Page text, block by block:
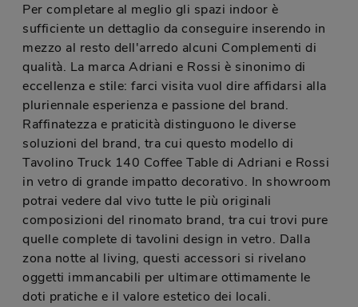
Per completare al meglio gli spazi indoor è
sufficiente un dettaglio da conseguire inserendo in
mezzo al resto dell'arredo alcuni Complementi di
qualità. La marca Adriani e Rossi è sinonimo di
eccellenza e stile: farci visita vuol dire affidarsi alla
pluriennale esperienza e passione del brand.
Raffinatezza e praticità distinguono le diverse
soluzioni del brand, tra cui questo modello di
Tavolino Truck 140 Coffee Table di Adriani e Rossi
in vetro di grande impatto decorativo. In showroom
potrai vedere dal vivo tutte le più originali
composizioni del rinomato brand, tra cui trovi pure
quelle complete di tavolini design in vetro. Dalla
zona notte al living, questi accessori si rivelano
oggetti immancabili per ultimare ottimamente le
doti pratiche e il valore estetico dei locali.